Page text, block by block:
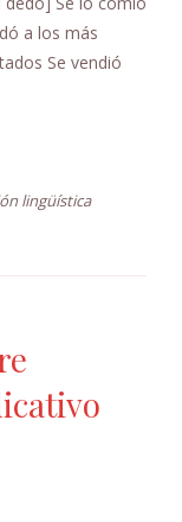
a los más
Se vendió
lingüística